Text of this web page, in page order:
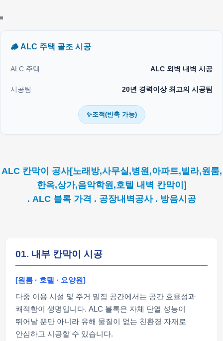
🪵 ALC 주택 골조 시공
ALC 주택 ALC 외벽 내벽 시공
시공팀 20년 경력이상 최고의 시공팀
✨조적(반축 가능)
ALC 칸막이 공사[노래방,사무실,병원,아파트,빌라,원룸,
한옥,상가,음악학원,호텔 내벽 칸막이]
. ALC 블록 가격 . 공장내벽공사 . 방음시공
01. 내부 칸막이 시공
[원룸 · 호텔 · 요양원]
다중 이용 시설 및 주거 밀집 공간에서는 공간 효율성과
쾌적함이 생명입니다. ALC 블록은 자체 단열 성능이
뛰어날 뿐만 아니라 유해 물질이 없는 친환경 자재로
안심하고 시공할 수 있습니다.